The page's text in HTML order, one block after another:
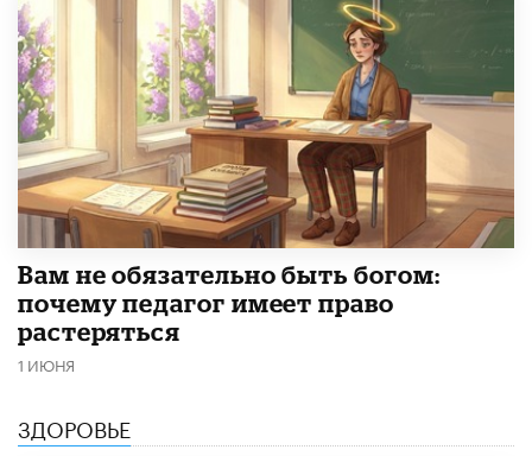
​Вам не обязательно быть богом:
почему педагог имеет право
растеряться
1 ИЮНЯ
ЗДОРОВЬЕ